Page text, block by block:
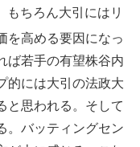
もちろん大引にはリ
を高める要因になっ
ば若手の有望株谷内
的には大引の法政大
と思われる。そして
。バッティングセン